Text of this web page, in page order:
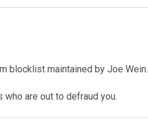
blocklist maintained by Joe Wein.
are out to defraud you.